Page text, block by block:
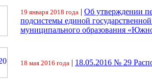
19 января 2018 года | Об утверждении
подсистемы единой
муниципального образования
18 мая 2016 года | 18.05.2016 № 29